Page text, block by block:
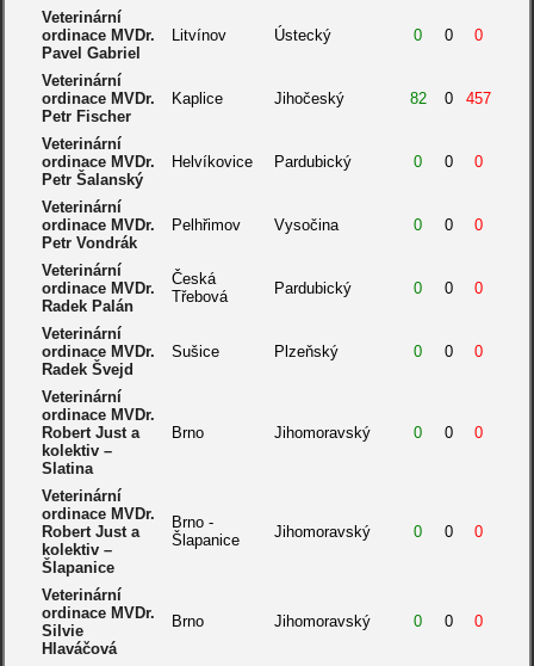
Veterinární
ordinace MVDr.
Pavel Gabriel
Litvínov Ústecký 0 0 0
Veterinární
ordinace MVDr.
Petr Fischer
Kaplice Jihočeský 82 0 457
Veterinární
ordinace MVDr.
Petr Šalanský
Helvíkovice Pardubický 0 0 0
Veterinární
ordinace MVDr.
Petr Vondrák
Pelhřimov Vysočina 0 0 0
Veterinární
ordinace MVDr.
Radek Palán
Česká
Třebová
Pardubický 0 0 0
Veterinární
ordinace MVDr.
Radek Švejd
Sušice Plzeňský 0 0 0
Veterinární
ordinace MVDr.
Robert Just a
kolektiv –
Slatina
Brno Jihomoravský 0 0 0
Veterinární
ordinace MVDr.
Robert Just a
kolektiv –
Šlapanice
Brno -
Šlapanice
Jihomoravský 0 0 0
Veterinární
ordinace MVDr.
Silvie
Hlaváčová
Brno Jihomoravský 0 0 0